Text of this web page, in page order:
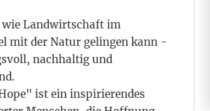
wie Landwirtschaft im
mit der Natur gelingen kann -
nachhaltig und
ist ein inspirierendes